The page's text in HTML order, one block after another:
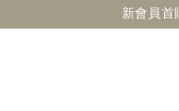
新會員首